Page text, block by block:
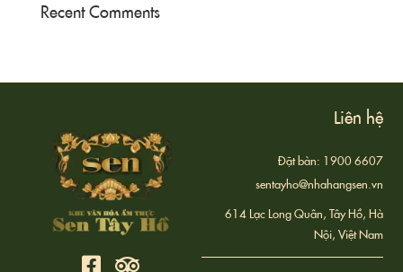
Recent Comments
Liên hệ
Đặt bàn: 1900 6607
sentayho@nhahangsen.vn
614 Lạc Long Quân, Tây Hồ, Hà
Nội, Việt Nam